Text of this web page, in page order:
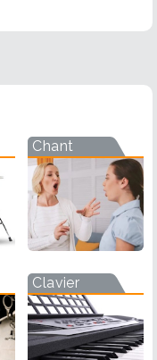
Chant
Clavier